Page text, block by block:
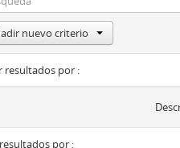
nuevo criterio
resultados por :
por :